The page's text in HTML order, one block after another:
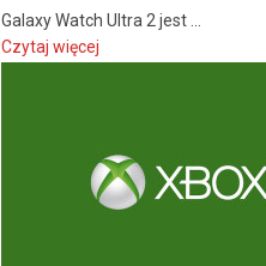
Galaxy Watch Ultra 2 jest ...
Czytaj więcej